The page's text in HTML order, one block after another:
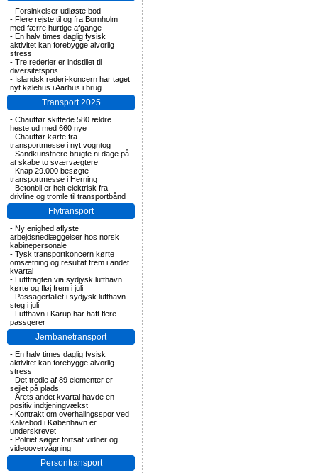
- Forsinkelser udløste bod
- Flere rejste til og fra Bornholm
med færre hurtige afgange
- En halv times daglig fysisk
aktivitet kan forebygge alvorlig
stress
- Tre rederier er indstillet til
diversitetspris
- Islandsk rederi-koncern har taget
nyt kølehus i Aarhus i brug
Transport 2025
- Chauffør skiftede 580 ældre
heste ud med 660 nye
- Chauffør kørte fra
transportmesse i nyt vogntog
- Sandkunstnere brugte ni dage på
at skabe to sværvægtere
- Knap 29.000 besøgte
transportmesse i Herning
- Betonbil er helt elektrisk fra
drivline og tromle til transportbånd
Flytransport
- Ny enighed aflyste
arbejdsnedlæggelser hos norsk
kabinepersonale
- Tysk transportkoncern kørte
omsætning og resultat frem i andet
kvartal
- Luftfragten via sydjysk lufthavn
kørte og fløj frem i juli
- Passagertallet i sydjysk lufthavn
steg i juli
- Lufthavn i Karup har haft flere
passgerer
Jernbanetransport
- En halv times daglig fysisk
aktivitet kan forebygge alvorlig
stress
- Det tredie af 89 elementer er
sejlet på plads
- Årets andet kvartal havde en
positiv indtjeningvækst
- Kontrakt om overhalingsspor ved
Kalvebod i København er
underskrevet
- Politiet søger fortsat vidner og
videoovervågning
Persontransport